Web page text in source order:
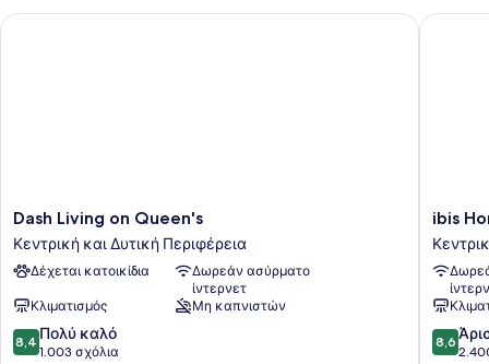
Dash
Living
on
Queen's
και
Δυτική
Περιφέρεια
Dash Living on Queen's
Κεντρική και Δυτική Περιφέρεια
Δέχεται κατοικίδια
Δωρεάν ασύρματο
ίντερνετ
Κλιματισμός
Μη καπνιστών
8.4
στα
8,4 Πολύ καλό
1.003 σχόλια
Dash Living on Queen's
ibis
Hong
Kong
Central
And
Sheung
Wan
ibis
8.6
στα
8,6
ibis